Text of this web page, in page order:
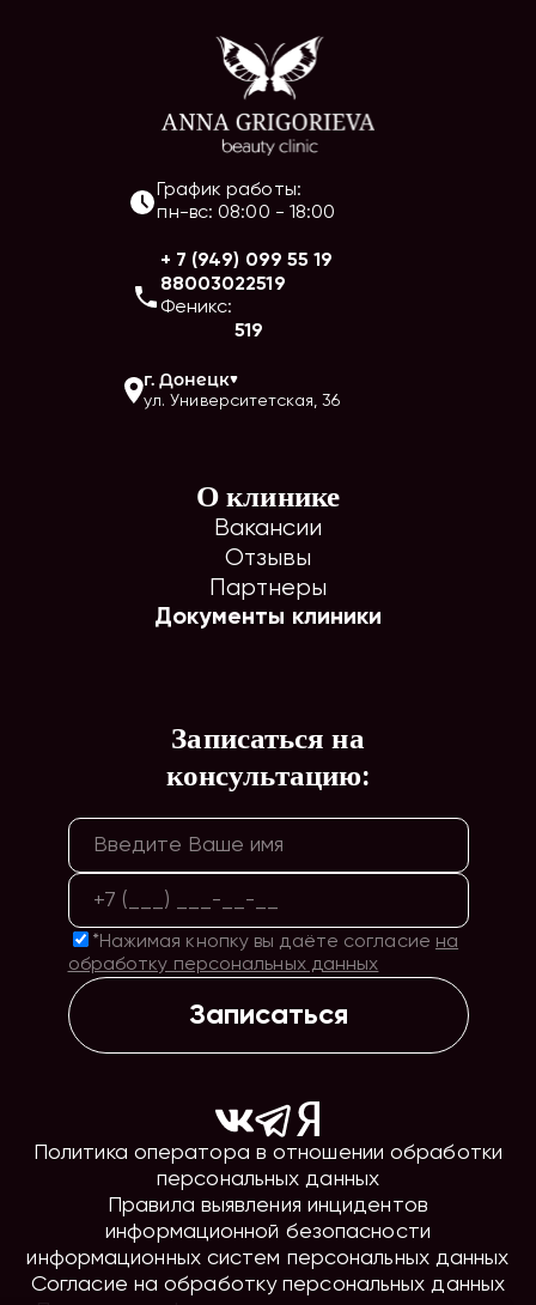
График работы:
пн-вс:08:00 - 18:00
+ 7 (949) 099 55 19
88003022519
Феникс:
519
г. Донецк
ул. Университетская, 36
О клинике
Вакансии
Отзывы
Партнеры
Документы клиники
Записаться на
консультацию:
*Нажимая кнопку вы даёте согласие на
обработку персональных данных
Записаться
Политика оператора в отношении обработки
персональных данных
Правила выявления инцидентов
информационной безопасности
информационных систем персональных данных
Согласие на обработку персональных данных